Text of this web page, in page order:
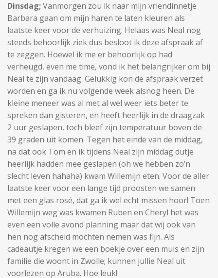
Dinsdag;Vanmorgen zou ik naar mijn vriendinnetje
Barbara gaan om mijn haren te laten kleuren als
laatste keer voor de verhuizing. Helaas was Neal nog
steeds behoorlijk ziek dus besloot ik deze afspraak af
te zeggen. Hoewel ik me er behoorlijk op had
verheugd, even me time, vond ik het belangrijker om bij
Neal te zijn vandaag. Gelukkig kon de afspraak verzet
worden en ga ik nu volgende week alsnog heen. De
kleine meneer was al met al wel weer iets beter te
spreken dan gisteren, en heeft heerlijk in de draagzak
2 uur geslapen, toch bleef zijn temperatuur boven de
39 graden uit komen. Tegen het einde van de middag,
na dat ook Tom en ik tijdens Neal zijn middag dutje
heerlijk hadden mee geslapen (oh we hebben zo’n
slecht leven hahaha) kwam Willemijn eten. Voor de aller
laatste keer voor een lange tijd proosten we samen
met een glas rosé, dat ga ik wel echt missen hoor! Toen
Willemijn weg was kwamen Ruben en Cheryl het was
even een volle avond planning maar dat wij ook van
hen nog afscheid mochten nemen was fijn. Als
cadeautje kregen we een boekje over een muis en zijn
familie die woont in Zwolle; kunnen jullie Neal uit
voorlezen op Aruba. Hoe leuk!